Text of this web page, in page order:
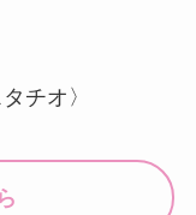
チオ〉